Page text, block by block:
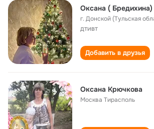
Оксана (
г. Донской (Тульская
дтивт
Добавить в друзья
Оксана Крючкова
Москва Тирасполь